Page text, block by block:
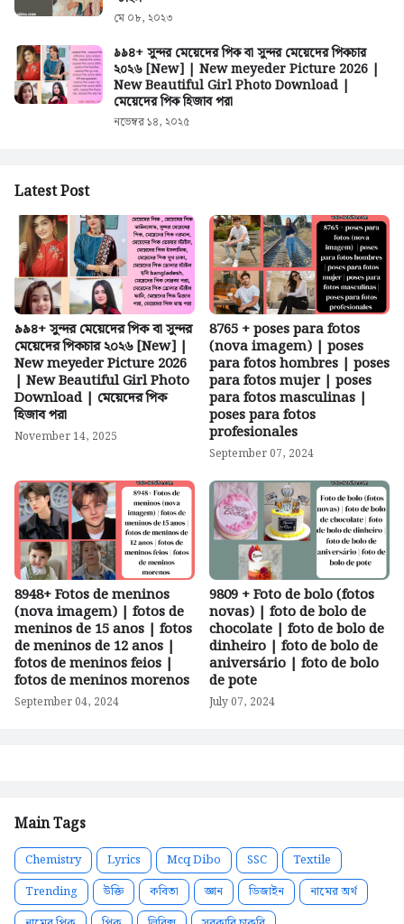
মে ০৮, ২০২৩
৯৯৪+ সুন্দর মেয়েদের পিক বা সুন্দর মেয়েদের পিকচার
২০২৬ [New] | New meyeder Picture 2026 |
New Beautiful Girl Photo Download |
মেয়েদের পিক হিজাব পরা
নভেম্বর ১৪, ২০২৫
Latest Post
৯৯৪+ সুন্দর মেয়েদের পিক বা সুন্দর
মেয়েদের পিকচার ২০২৬ [New] |
New meyeder Picture 2026
| New Beautiful Girl Photo
Download | মেয়েদের পিক
হিজাব পরা
November 14, 2025
8765 + poses para fotos
(nova imagem) | poses
para fotos hombres | poses
para fotos mujer | poses
para fotos masculinas |
poses para fotos
profesionales
September 07, 2024
8948+ Fotos de meninos
(nova imagem) | fotos de
meninos de 15 anos | fotos
de meninos de 12 anos |
fotos de meninos feios |
fotos de meninos morenos
September 04, 2024
9809 + Foto de bolo (fotos
novas) | foto de bolo de
chocolate | foto de bolo de
dinheiro | foto de bolo de
aniversário | foto de bolo
de pote
July 07, 2024
Main Tags
Chemistry Lyrics Mcq Dibo SSC
Textile
Trending
উক্তি কবিতা জ্ঞান ডিজাইন
নামের অর্থ